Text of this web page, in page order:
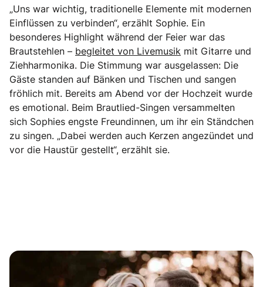
„Uns war wichtig, traditionelle Elemente mit modernen
Einflüssen zu verbinden“, erzählt Sophie. Ein
besonderes Highlight während der Feier war das
Brautstehlen – begleitet von Livemusik mit Gitarre und
Ziehharmonika. Die Stimmung war ausgelassen: Die
Gäste standen auf Bänken und Tischen und sangen
fröhlich mit. Bereits am Abend vor der Hochzeit wurde
es emotional. Beim Brautlied-Singen versammelten
sich Sophies engste Freundinnen, um ihr ein Ständchen
zu singen. „Dabei werden auch Kerzen angezündet und
vor die Haustür gestellt“, erzählt sie.